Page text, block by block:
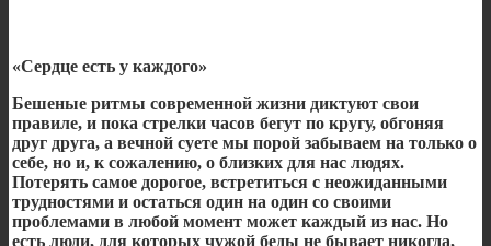
«Сердце есть у каждого»
Бешеные ритмы современной жизни диктуют свои
правиле, и пока стрелки часов бегут по кругу, обгоняя
друг друга, а вечной суете мы порой забываем на только о
себе, но и, к сожалению, о близких для нас людях.
Потерять самое дорогое, встретиться с неожиданными
трудностями и остаться один на один со своими
проблемами в любой момент может каждый из нас. Но
есть люди, для которых чужой беды не бывает никогда,